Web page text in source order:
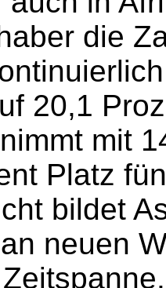
die
20,1
mit
Platz
bildet
neuen